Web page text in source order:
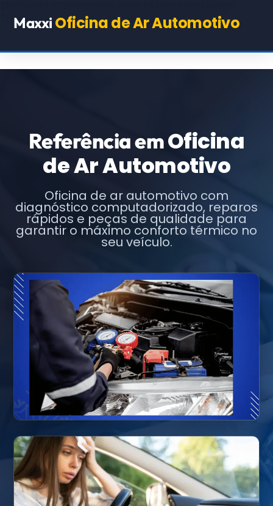
TROCANDO APENAS OS TEXTOS E URLs INDICADOS)
Maxxi Oficina de Ar Automotivo
Referência emOficina
de Ar Automotivo
Oficina de ar automotivo com
diagnóstico computadorizado, reparos
rápidos e peças de qualidade para
garantir o máximo conforto térmico no
seu veículo.